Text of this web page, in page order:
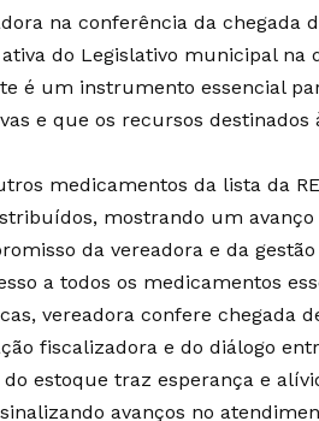
na conferência da chegada
do Legislativo municipal na
é um instrumento essencial
e que os recursos destinados
medicamentos da lista da
mostrando um
da vereadora e da
a todos os medicamentos
vereadora confere chegada
fiscalizadora e do diálogo
estoque traz esperança e
avanços no